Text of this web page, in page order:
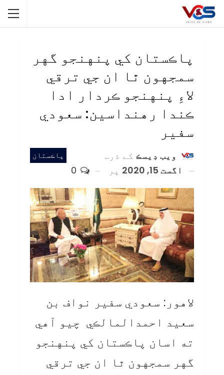
پاڪستان کي پنهنجو گهر
سمجهون ٿا ان جي ترقي
لاءِ پنهنجو ڪردار ادا
ڪندا رهنداسين: سعودي
سفير
پاڪستان ويب ڊيسڪ کے ذریعہ
اگست 15, 2020
پر
لاهور: سعودي سفير نواف بن
سعيد احمدالمالڪي چيو آهي
ته اسان پاڪستان کي پنهنجو
گهر سمجهون ٿا ان جي ترقي